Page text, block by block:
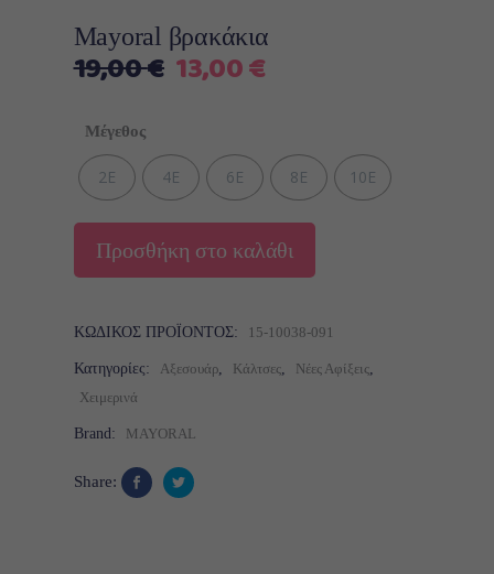
Mayoral βρακάκια
19,00€ Original
19,00 €.
13,00€Η
είναι:
13,00 €.
Μέγεθος
2Ε 4Ε 6Ε 8Ε 10E
Προσθήκη στο καλάθι
ΚΩΔΙΚΌΣ ΠΡΟΪΌΝΤΟΣ: 15-10038-091
Κατηγορίες: Αξεσουάρ, Κάλτσες, Νέες Αφίξεις,
Χειμερινά
Brand: MAYORAL
Share: